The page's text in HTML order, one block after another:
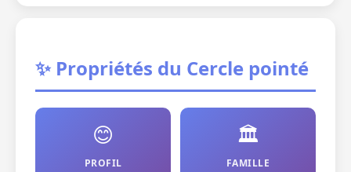
✨ Propriétés du Cercle pointé
😊
PROFIL
🏛️
FAMILLE